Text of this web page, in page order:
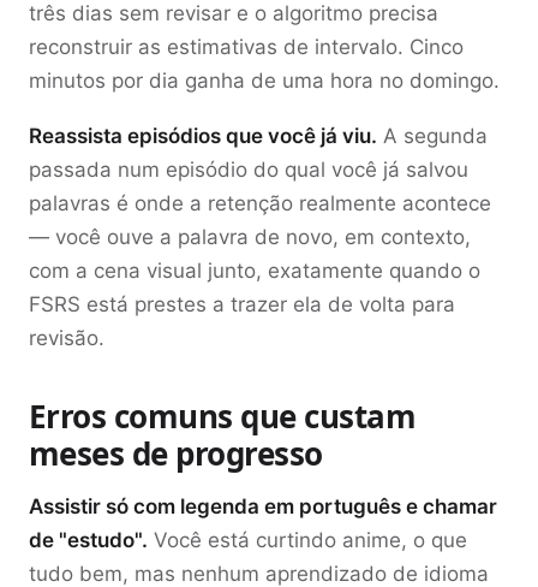
três dias sem revisar e o algoritmo precisa
reconstruir as estimativas de intervalo. Cinco
minutos por dia ganha de uma hora no domingo.
Reassista episódios que você já viu. A segunda
passada num episódio do qual você já salvou
palavras é onde a retenção realmente acontece
— você ouve a palavra de novo, em contexto,
com a cena visual junto, exatamente quando o
FSRS está prestes a trazer ela de volta para
revisão.
Erros comuns que custam
meses de progresso
Assistir só com legenda em português e chamar
de "estudo". Você está curtindo anime, o que
tudo bem, mas nenhum aprendizado de idioma